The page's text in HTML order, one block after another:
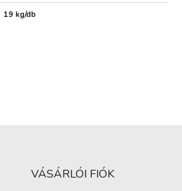
19 kg/db
VÁSÁRLÓI FIÓK